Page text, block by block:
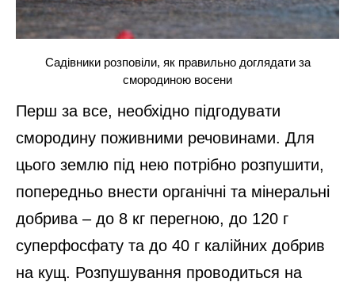
Садівники розповіли, як правильно доглядати за
смородиною восени
Перш за все, необхідно підгодувати
смородину поживними речовинами. Для
цього землю під нею потрібно розпушити,
попередньо внести органічні та мінеральні
добрива – до 8 кг перегною, до 120 г
суперфосфату та до 40 г калійних добрив
на кущ. Розпушування проводиться на